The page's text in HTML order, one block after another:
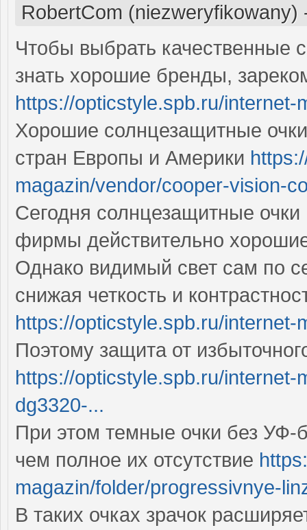
RobertCom (niezweryfikowany)
Чтобы выбрать качественные
знать хорошие бренды,
https://opticstyle.spb.ru/
Хорошие солнцезащитные
стран Европы и Америки
magazin/vendor/cooper-vision-
Сегодня солнцезащитные очки
фирмы действительно
Однако видимый свет сам по
снижая четкость и
https://opticstyle.spb.ru/
Поэтому защита от
https://opticstyle.spb.ru/
dg3320-...
При этом темные очки без УФ-
чем полное их отсутствие
magazin/folder/progressivnye-
В таких очках зрачок